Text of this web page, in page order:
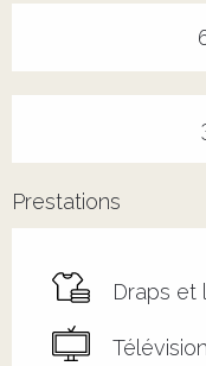
Prestations
Draps et
Télévision